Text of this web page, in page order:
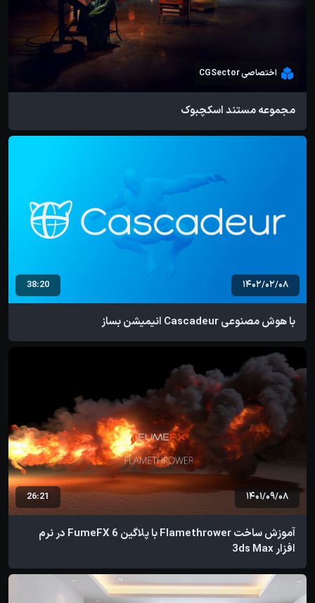
اختصاصی CGSector
مجموعه مستند اسکچبوک
1402/02/08
38:20
با هوش مصنوعی Cascadeur انیمیشن بساز
1401/09/08
26:21
آموزش ساخت Flamethrower با پلاگین FumeFX 6 در نرم
افزار 3ds Max